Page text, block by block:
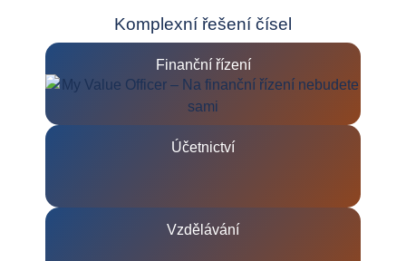
Komplexní řešení čísel
Finanční řízení
Účetnictví
Vzdělávání